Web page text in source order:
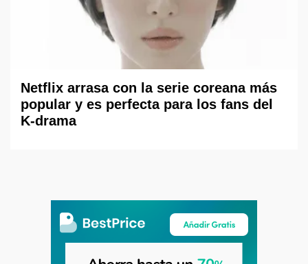
Netflix arrasa con la serie coreana más
popular y es perfecta para los fans del
K-drama